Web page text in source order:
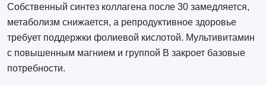
Собственный синтез коллагена после 30 замедляется,
метаболизм снижается, а репродуктивное здоровье
требует поддержки фолиевой кислотой. Мультивитамин
с повышенным магнием и группой B закроет базовые
потребности.